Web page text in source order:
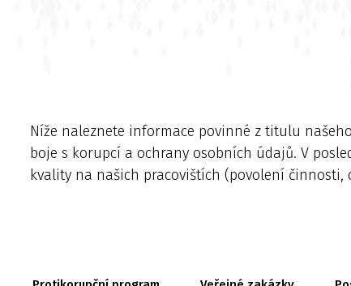
Níže naleznete informace povinné z titulu
boje s korupcí a ochrany osobních údajů. V
kvality na našich pracovištích (povolení činnosti,